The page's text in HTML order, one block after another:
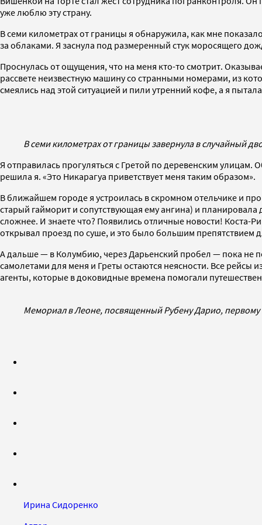
уже люблю эту страну.
В семи километрах от границы я обнаружила, как мне
за облаками. Я заснула под размеренный стук моросящего
Проснулась от ощущения, что на меня кто-то смотрит.
рассвете неизвестную машину со странными номерами, из
смеялись над этой ситуацией и пили утренний кофе, а я
В семи километрах от границы завернула в случайный
Я отправилась прогуляться с Гретой по деревенским
решила я. «Это Никарагуа приветствует меня таким образом».
В ближайшем городе я устроилась в скромном отельчике и
старый гайморит и сопутствующая ему ангина) и
сложнее. И знаете что? Появились отличные новости! Коста-
открывал проезд по суше, и это было большим препятствием
А дальше — в Колумбию, через Дарьенский пробел — пока не
самолетами для меня и Греты остаются неясности. Все
агенты, которые в доковидные времена помогали
Мемориал в Леоне, посвященный Рубену Дарио, первому
Ирина Сидоренко